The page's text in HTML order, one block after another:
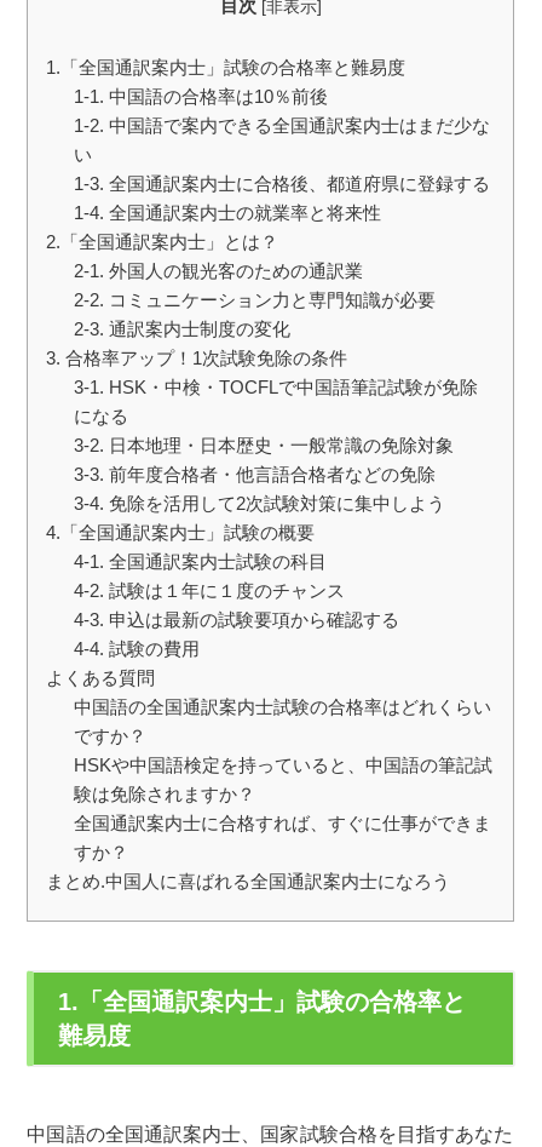
目次 [非表示]
1.「全国通訳案内士」試験の合格率と難易度
1-1. 中国語の合格率は10％前後
1-2. 中国語で案内できる全国通訳案内士はまだ少な
い
1-3. 全国通訳案内士に合格後、都道府県に登録する
1-4. 全国通訳案内士の就業率と将来性
2.「全国通訳案内士」とは？
2-1. 外国人の観光客のための通訳業
2-2. コミュニケーション力と専門知識が必要
2-3. 通訳案内士制度の変化
3. 合格率アップ！1次試験免除の条件
3-1. HSK・中検・TOCFLで中国語筆記試験が免除
になる
3-2. 日本地理・日本歴史・一般常識の免除対象
3-3. 前年度合格者・他言語合格者などの免除
3-4. 免除を活用して2次試験対策に集中しよう
4.「全国通訳案内士」試験の概要
4-1. 全国通訳案内士試験の科目
4-2. 試験は１年に１度のチャンス
4-3. 申込は最新の試験要項から確認する
4-4. 試験の費用
よくある質問
中国語の全国通訳案内士試験の合格率はどれくらい
ですか？
HSKや中国語検定を持っていると、中国語の筆記試
験は免除されますか？
全国通訳案内士に合格すれば、すぐに仕事ができま
すか？
まとめ.中国人に喜ばれる全国通訳案内士になろう
1.「全国通訳案内士」試験の合格率と
難易度
中国語の全国通訳案内士、国家試験合格を目指すあなた